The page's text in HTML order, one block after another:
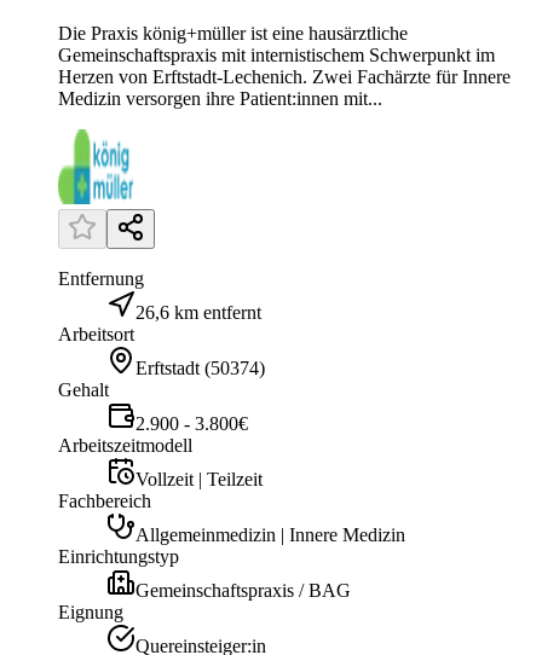
Die Praxis könig+müller ist eine hausärztliche
Gemeinschaftspraxis mit internistischem Schwerpunkt im
Herzen von Erftstadt-Lechenich. Zwei Fachärzte für Innere
Medizin versorgen ihre Patient:innen mit...
Entfernung
26,6 km entfernt
Arbeitsort
Erftstadt (50374)
Gehalt
2.900 - 3.800€
Arbeitszeitmodell
Vollzeit | Teilzeit
Fachbereich
Allgemeinmedizin | Innere Medizin
Einrichtungstyp
Gemeinschaftspraxis / BAG
Eignung
Quereinsteiger:in